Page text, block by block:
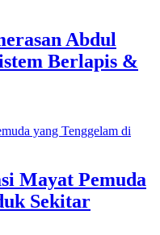
Abdul
Berlapis &
Mayat Pemuda
Sekitar